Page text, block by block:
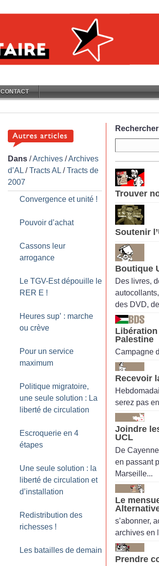
CONTACT
Dans /Archives /Archives
d’AL /Tracts AL /Tracts de
2007
Convergence et unité !
Pouvoir d’achat
Cassons leur
arrogance
Le TGV-Est dépouille le
RER E !
Heures sup’ : marche
ou crève
Pour un service
maximum
Politique migratoire,
une seule solution : La
liberté de circulation
Escroquerie en 4
étapes
Une seule solution : la
liberté de circulation et
d’installation
Redistribution des
richesses !
Les batailles de demain
Trouver
Soutenir
Boutique
Des livres,
des DVD,
Libération
Palestine
Campagne
Recevoir
serez pas
Joindre
UCL
De
en passant
Marseille...
Le
s’abonner,
archives en
Prendre